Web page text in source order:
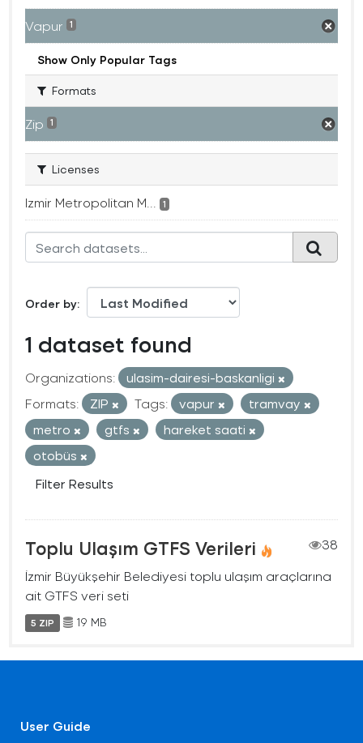
Vapur 1
Show Only Popular Tags
Formats
Zip 1
Licenses
Izmir Metropolitan M... 1
Order by
1 dataset found
Organizations:
ulasim-dairesi-baskanligi
Formats:
ZIP Tags: vapur
tramvay
metro
gtfs
hareket saati
otobüs
Filter Results
Toplu Ulaşım GTFS Verileri
38
İzmir Büyükşehir Belediyesi toplu ulaşım araçlarına
ait GTFS veri seti
5 ZIP 19 MB
User Guide